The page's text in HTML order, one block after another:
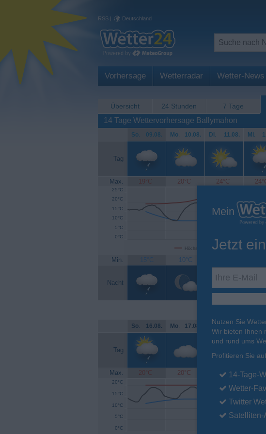
RSS | Deutschland
Vorhersage Wetterradar Wetter-News
Übersicht 24 Stunden 7 Tage
14 Tage Wettervorhersage Ballymahon
So. 09.08. Mo. 10.08. Di. 11.08. Mi.
Tag
Max. 19°C 20°C 24°C
Höchsttemperatur
0°C
5°C
10°C
15°C
20°C
25°C
Min. 15°C 10°C
Nacht
So. 16.08. Mo. 17.08. Di . 18.08. Mi .
Tag
Max. 20°C 20°C 20°C
0°C
5°C
10°C
15°C
20°C
Mein
Jetzt
Nutzen Sie
Wir bieten Ihnen
und rund ums
Profitieren Sie
14-Tage-
Wetter-
Twitter
Satelliten-